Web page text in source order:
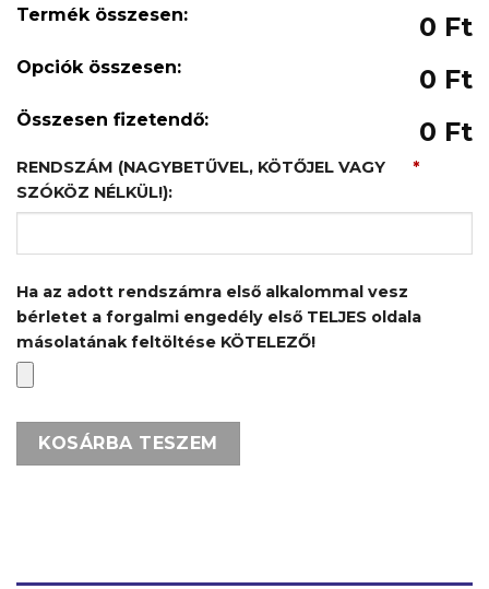
Termék összesen: 0 Ft
Opciók összesen: 0 Ft
Összesen fizetendő: 0 Ft
RENDSZÁM (NAGYBETŰVEL, KÖTŐJEL VAGY
SZÓKÖZ NÉLKÜL!):
*
Ha az adott rendszámra első alkalommal vesz
bérletet a forgalmi engedély első TELJES oldala
másolatának feltöltése KÖTELEZŐ!
KOSÁRBA TESZEM